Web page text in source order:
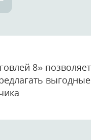
8» позволяет
выгодные